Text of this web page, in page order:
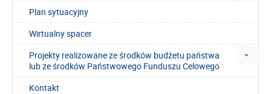
Plan sytuacyjny
Wirtualny spacer
Projekty realizowane ze środków budżetu państwa
lub ze środków Państwowego Funduszu Celowego
Kontakt